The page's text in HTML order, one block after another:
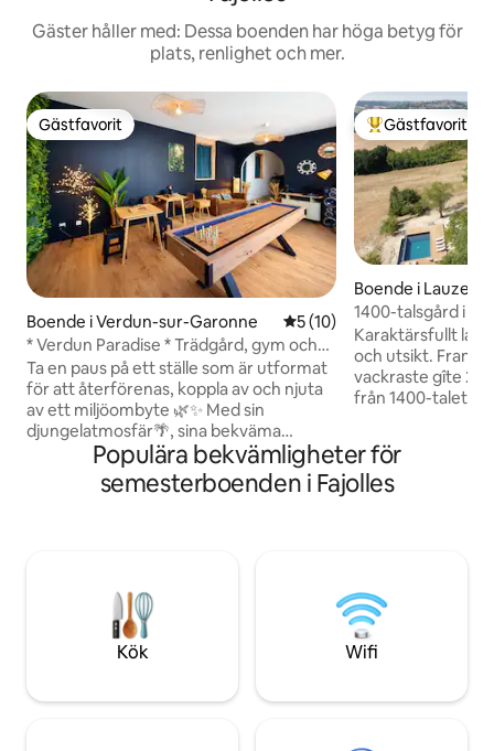
Gäster håller med: Dessa boenden har höga betyg för
plats, renlighet och mer.
Gästfavorit
Gästfavorit
Boende i Verdun-sur-Garonne 5 av 5 i genomsnittligt
5 (10)
* Verdun Paradise * Trädgård, gym och
spelrum
Ta en paus på ett ställe som är utformat
för att återförenas, koppla av och njuta
av ett miljöombyte 🌿✨ Med sin
djungelatmosfär🌴, sina bekväma
utrymmen och sina
fritidsbekvämligheter🎯 är detta boende
perfekt för en vistelse med familj eller
välkomnande och uppfriskande
tillflyktsort i ett privat utrymme där du
snabbt kommer att känna dig som
Populär
Gästfavorit
Boende i Lauzerte
1400-talsgård i
Karaktärsfullt
och utsikt.
vackraste gîte
från 1400-talet,
material och
sviter, var och en
badrum/toalett,
Populära bekvämligheter för
semesterboenden i Fajolles
Kök Wifi